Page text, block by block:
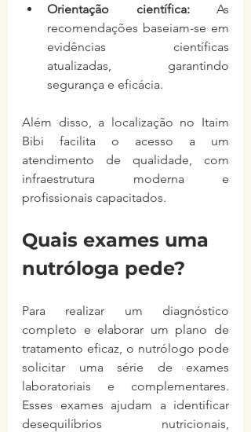
Orientação científica: As
recomendações baseiam-se em
evidências científicas
atualizadas, garantindo
segurança e eficácia.
Além disso, a localização no Itaim
Bibi facilita o acesso a um
atendimento de qualidade, com
infraestrutura moderna e
profissionais capacitados.
Quais exames uma
nutróloga pede?
Para realizar um diagnóstico
completo e elaborar um plano de
tratamento eficaz, o nutrólogo pode
solicitar uma série de exames
laboratoriais e complementares.
Esses exames ajudam a identificar
desequilíbrios nutricionais,